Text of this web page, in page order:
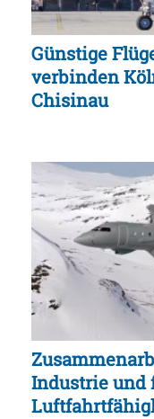
Günstige
verbinden
Chisinau
Industrie und